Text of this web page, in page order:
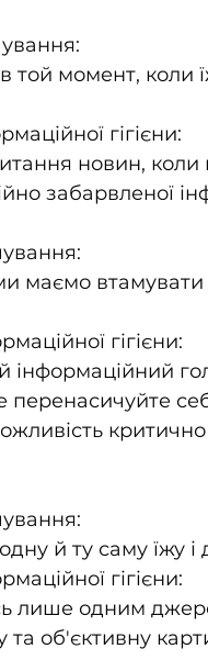
той момент, коли
гігієни:
новин, коли
забарвленої
маємо
гігієни:
інформаційний
перенасичуйте
й ту саму їжу і
гігієни:
лише одним
об'єктивну